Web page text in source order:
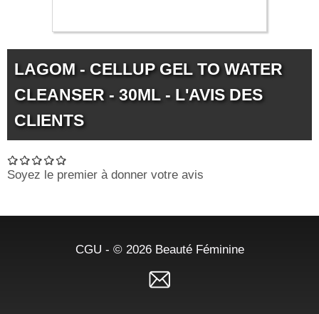
LAGOM - CELLUP GEL TO WATER
CLEANSER - 30ML - L'AVIS DES
CLIENTS
Soyez le premier à donner votre avis
CGU - © 2026 Beauté Féminine